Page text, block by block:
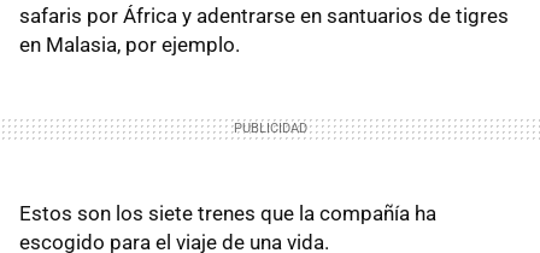
safaris por África y adentrarse en santuarios de tigres
en Malasia, por ejemplo.
Estos son los siete trenes que la compañía ha
escogido para el viaje de una vida.